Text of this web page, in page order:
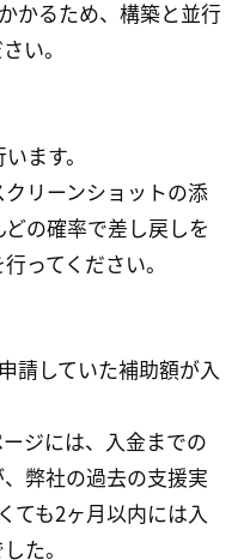
かるため、構築と並行
い。
ます。
リーンショットの添
の確率で差し戻しを
ってください。
請していた補助額が入
ジには、入金までの
弊社の過去の支援実
ても2ヶ月以内には入
た。